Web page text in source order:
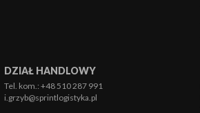
DZIAŁ HANDLOWY
Tel. kom.: +48 510 287 991
i.grzyb@sprintlogistyka.pl